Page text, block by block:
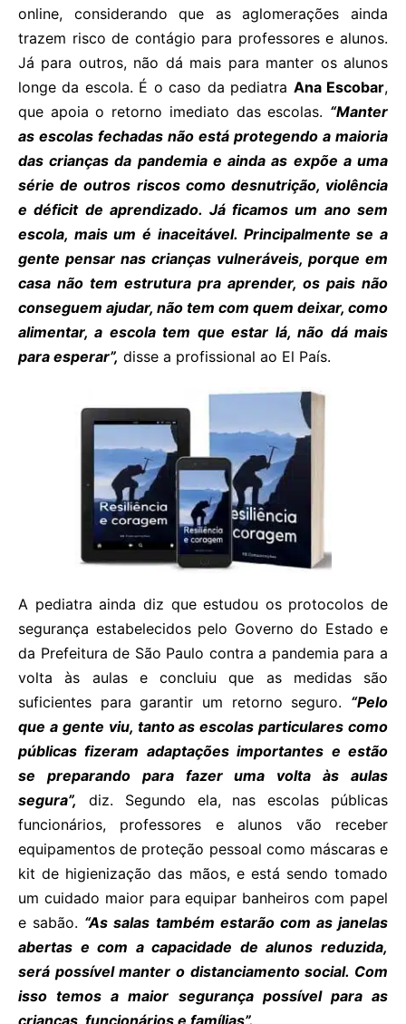
online, considerando que as aglomerações ainda
trazem risco de contágio para professores e alunos.
Já para outros, não dá mais para manter os alunos
longe da escola. É o caso da pediatra Ana Escobar,
que apoia o retorno imediato das escolas. “Manter
as escolas fechadas não está protegendo a maioria
das crianças da pandemia e ainda as expõe a uma
série de outros riscos como desnutrição, violência
e déficit de aprendizado. Já ficamos um ano sem
escola, mais um é inaceitável. Principalmente se a
gente pensar nas crianças vulneráveis, porque em
casa não tem estrutura pra aprender, os pais não
conseguem ajudar, não tem com quem deixar, como
alimentar, a escola tem que estar lá, não dá mais
para esperar”, disse a profissional ao El País.
A pediatra ainda diz que estudou os protocolos de
segurança estabelecidos pelo Governo do Estado e
da Prefeitura de São Paulo contra a pandemia para a
volta às aulas e concluiu que as medidas são
suficientes para garantir um retorno seguro. “Pelo
que a gente viu, tanto as escolas particulares como
públicas fizeram adaptações importantes e estão
se preparando para fazer uma volta às aulas
segura”, diz. Segundo ela, nas escolas públicas
funcionários, professores e alunos vão receber
equipamentos de proteção pessoal como máscaras e
kit de higienização das mãos, e está sendo tomado
um cuidado maior para equipar banheiros com papel
e sabão. “As salas também estarão com as janelas
abertas e com a capacidade de alunos reduzida,
será possível manter o distanciamento social. Com
isso temos a maior segurança possível para as
crianças, funcionários e famílias”.